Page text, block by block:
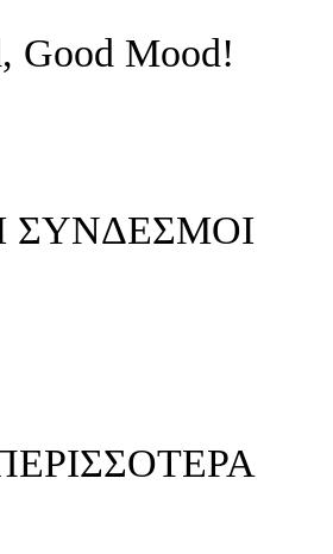
Good Mood!
ΣΥΝΔΕΣΜΟΙ